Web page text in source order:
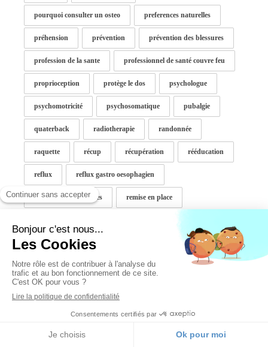
pourquoi consulter un osteo preferences naturelles
préhension prévention prévention des blessures
profession de la sante professionnel de santé couvre feu
proprioception protège le dos psychologue
psychomotricité psychosomatique pubalgie
quaterback radiotherapie randonnée
raquette récup récupération rééducation
reflux reflux gastro oesophagien
reglesdouloureuseuses remise en place
rentrée rentrée scolaire
respiration abdominale respiration nasale
retention
run Disney run Disney 2018
running running back sac à dos